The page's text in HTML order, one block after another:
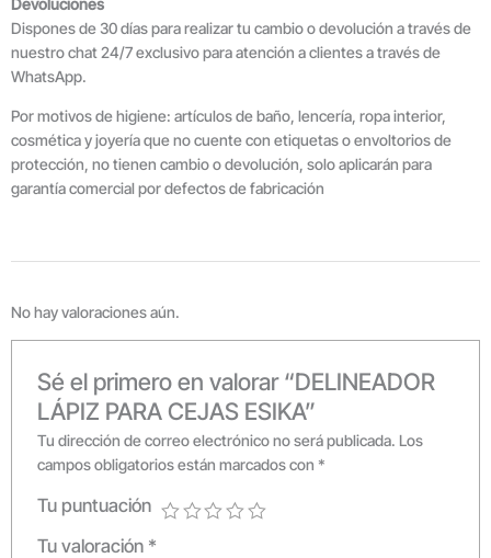
Devoluciones
Dispones de 30 días para realizar tu cambio o devolución a través de
nuestro chat 24/7 exclusivo para atención a clientes a través de
WhatsApp.
Por motivos de higiene: artículos de baño, lencería, ropa interior,
cosmética y joyería que no cuente con etiquetas o envoltorios de
protección, no tienen cambio o devolución, solo aplicarán para
garantía comercial por defectos de fabricación
No hay valoraciones aún.
Sé el primero en valorar “DELINEADOR
LÁPIZ PARA CEJAS ESIKA”
Tu dirección de correo electrónico no será publicada. Los
campos obligatorios están marcados con *
Tu puntuación
Tu valoración *